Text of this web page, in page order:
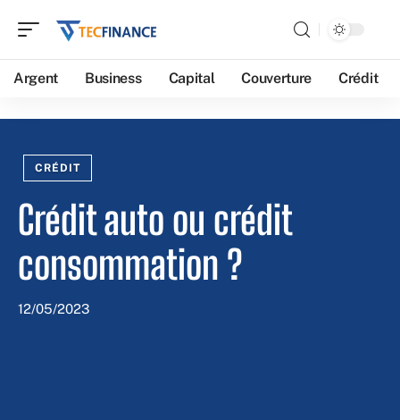
Argent Business Capital Couverture Crédit
CRÉDIT
Crédit auto ou crédit
consommation ?
12/05/2023